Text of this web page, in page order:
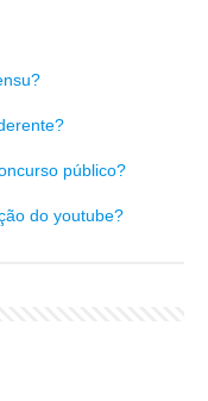
público?
do youtube?